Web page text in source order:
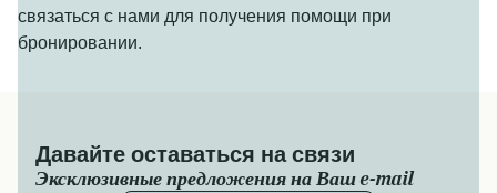
связаться с нами для получения помощи при
бронировании.
Давайте оставаться на связи
Эксклюзивные предложения на Ваш e-mail